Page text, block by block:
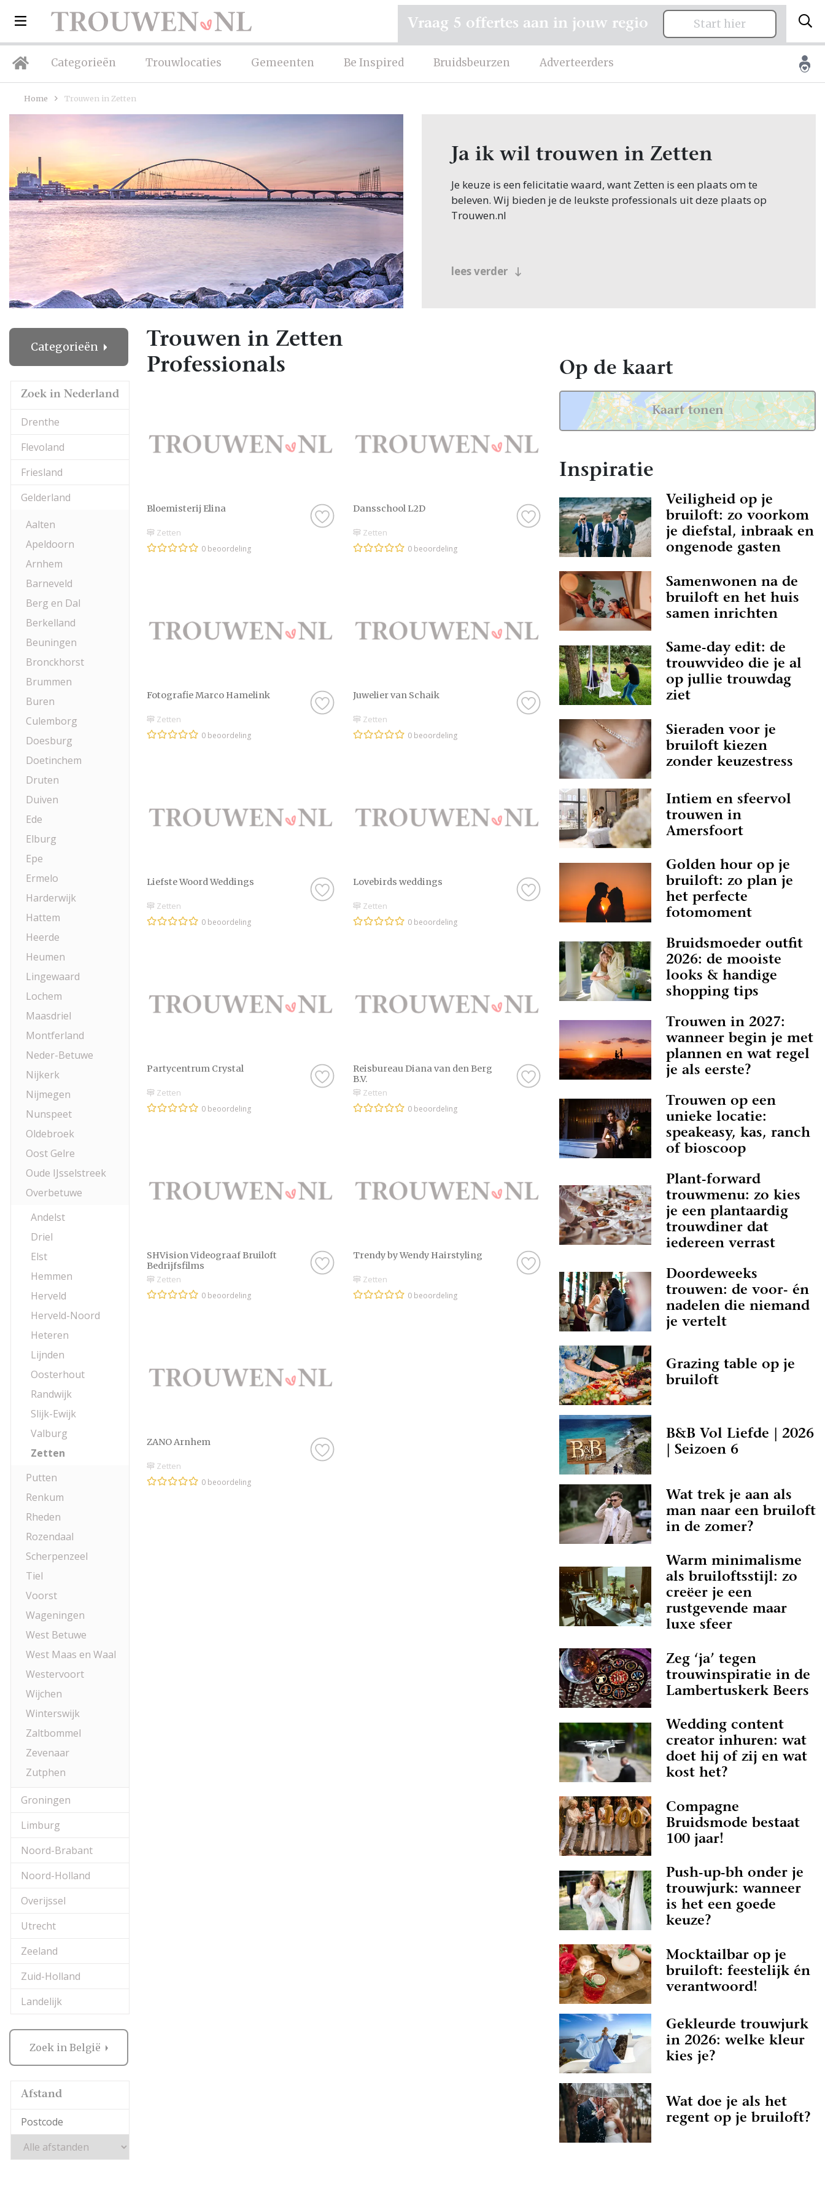
Categorieën Trouwlocaties Gemeenten Be Inspired Bruidsbeurzen Adverteerders
Vraag 5 offertes aan in jouw regio Start hier
Home Trouwen in Zetten
Ja ik wil trouwen in Zetten
Je keuze is een felicitatie waard, want Zetten is een plaats om te
beleven. Wij bieden je de leukste professionals uit deze plaats op
Trouwen.nl
lees verder
Categorieën
Zoek in Nederland
Drenthe
Flevoland
Friesland
Gelderland
Aalten
Apeldoorn
Arnhem
Barneveld
Berg en Dal
Berkelland
Beuningen
Bronckhorst
Brummen
Buren
Culemborg
Doesburg
Doetinchem
Druten
Duiven
Ede
Elburg
Epe
Ermelo
Harderwijk
Hattem
Heerde
Heumen
Lingewaard
Lochem
Maasdriel
Montferland
Neder-Betuwe
Nijkerk
Nijmegen
Nunspeet
Oldebroek
Oost Gelre
Oude IJsselstreek
Overbetuwe
Andelst
Driel
Elst
Hemmen
Herveld
Herveld-Noord
Heteren
Lijnden
Oosterhout
Randwijk
Slijk-Ewijk
Valburg
Zetten
Putten
Renkum
Rheden
Rozendaal
Scherpenzeel
Tiel
Voorst
Wageningen
West Betuwe
West Maas en Waal
Westervoort
Wijchen
Winterswijk
Zaltbommel
Zevenaar
Zutphen
Groningen
Limburg
Noord-Brabant
Noord-Holland
Overijssel
Utrecht
Zeeland
Zuid-Holland
Landelijk
Zoek in België
Afstand
Trouwen in Zetten
Professionals
Bloemisterij Elina
Zetten
0 beoordeling
Dansschool L2D
Zetten
0 beoordeling
Fotografie Marco Hamelink
Zetten
0 beoordeling
Juwelier van Schaik
Zetten
0 beoordeling
Liefste Woord Weddings
Zetten
0 beoordeling
Lovebirds weddings
Zetten
0 beoordeling
Partycentrum Crystal
Zetten
0 beoordeling
Reisbureau Diana van den Berg
B.V.
Zetten
0 beoordeling
SHVision Videograaf Bruiloft
Bedrijfsfilms
Zetten
0 beoordeling
Trendy by Wendy Hairstyling
Zetten
0 beoordeling
ZANO Arnhem
Zetten
0 beoordeling
Op de kaart
Kaart tonen
Inspiratie
Veiligheid op je
bruiloft: zo voorkom
je diefstal, inbraak en
ongenode gasten
Samenwonen na de
bruiloft en het huis
samen inrichten
Same-day edit: de
trouwvideo die je al
op jullie trouwdag
ziet
Sieraden voor je
bruiloft kiezen
zonder keuzestress
Intiem en sfeervol
trouwen in
Amersfoort
Golden hour op je
bruiloft: zo plan je
het perfecte
fotomoment
Bruidsmoeder outfit
2026: de mooiste
looks & handige
shopping tips
Trouwen in 2027:
wanneer begin je met
plannen en wat regel
je als eerste?
Trouwen op een
unieke locatie:
speakeasy, kas, ranch
of bioscoop
Plant-forward
trouwmenu: zo kies
je een plantaardig
trouwdiner dat
iedereen verrast
Doordeweeks
trouwen: de voor- én
nadelen die niemand
je vertelt
Grazing table op je
bruiloft
B&B Vol Liefde | 2026
| Seizoen 6
Wat trek je aan als
man naar een bruiloft
in de zomer?
Warm minimalisme
als bruiloftsstijl: zo
creëer je een
rustgevende maar
luxe sfeer
Zeg ‘ja’ tegen
trouwinspiratie in de
Lambertuskerk Beers
Wedding content
creator inhuren: wat
doet hij of zij en wat
kost het?
Compagne
Bruidsmode bestaat
100 jaar!
Push-up-bh onder je
trouwjurk: wanneer
is het een goede
keuze?
Mocktailbar op je
bruiloft: feestelijk én
verantwoord!
Gekleurde trouwjurk
in 2026: welke kleur
kies je?
Wat doe je als het
regent op je bruiloft?